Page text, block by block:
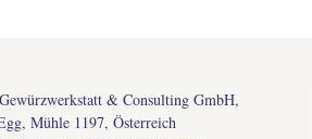
& Consulting GmbH,
Mühle 1197, Österreich